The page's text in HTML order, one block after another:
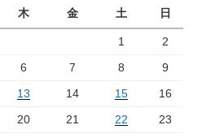
木 金 土 日
1
2
6 7 8
9
13 14 15
16
20 21 22
23